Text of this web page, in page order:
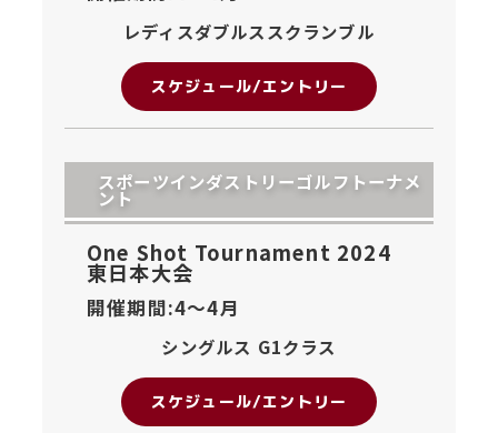
レディスダブルススクランブル
スケジュール/エントリー
スポーツインダストリーゴルフトーナメ
ント
One Shot Tournament 2024
東日本大会
開催期間:4〜4月
シングルス G1クラス
スケジュール/エントリー